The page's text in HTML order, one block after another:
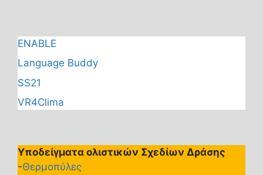
ENABLE
Language Buddy
SS21
VR4Clima
Υποδείγματα ολιστικών Σχεδίων Δράσης
-Θερμοπύλες